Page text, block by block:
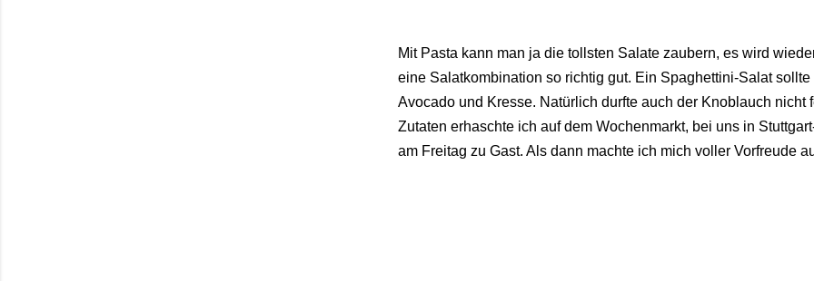
Mit Pasta kann man ja die tollsten Salate zaubern, es wird
eine Salatkombination so richtig gut. Ein Spaghettini-Salat
Avocado und Kresse. Natürlich durfte auch der Knoblauch nicht
Zutaten erhaschte ich auf dem Wochenmarkt, bei uns in
am Freitag zu Gast. Als dann machte ich mich voller Vorfreude